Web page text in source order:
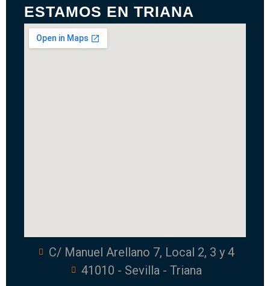
ESTAMOS EN TRIANA
C/ Manuel Arellano 7, Local 2, 3 y 4
41010 - Sevilla - Triana